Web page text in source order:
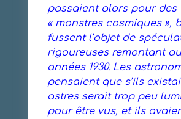
passaient alors pour des
« monstres cosmiques »,
fussent l’objet de
rigoureuses remontant
années 1930. Les
pensaient que s’ils
astres serait trop peu
pour être vus, et ils